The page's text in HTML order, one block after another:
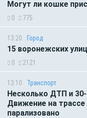
Могут ли кошке
0 775
13:20 Город
15 воронежских
0 2121
13:10 Транспорт
Несколько ДТП и
Движение на
парализовано